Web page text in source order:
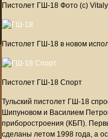
Пистолет ГШ-18 Фото (c) Vitaly
Пистолет ГШ-18 в новом
Пистолет ГШ-18 Спорт
Тульский пистолет ГШ-18
Шипуновом и Василием
приборостроения (КБП).
сделаны летом 1998 года, а